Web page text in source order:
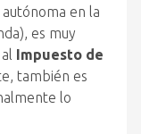
en la
es muy
Impuesto de
también es
lo